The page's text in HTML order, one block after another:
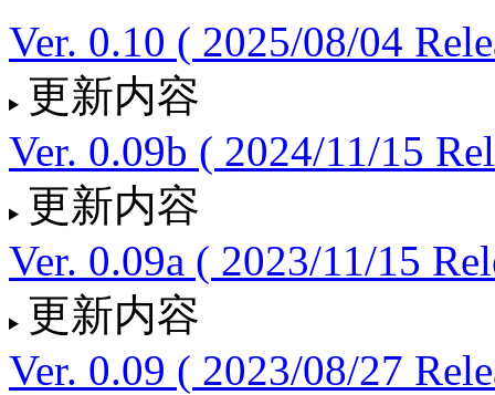
Ver. 0.10 ( 2025/08/04
更新内容
Ver. 0.09b ( 2024/11/15
更新内容
Ver. 0.09a ( 2023/11/15
更新内容
Ver. 0.09 ( 2023/08/27